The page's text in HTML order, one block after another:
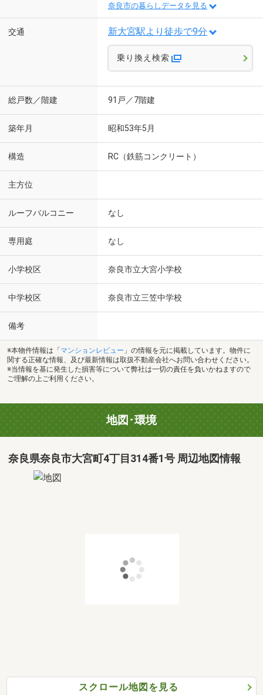
奈良市の暮らしデータを見る
交通 新大宮駅より徒歩で9分
乗り換え検索
総戸数／階建 91戸／7階建
築年月 昭和53年5月
構造 RC（鉄筋コンクリート）
主方位
ルーフバルコニー なし
専用庭 なし
小学校区 奈良市立大宮小学校
中学校区 奈良市立三笠中学校
備考
※本物件情報は「 マンションレビュー 」の情報を元に掲載しています。物件に
関する正確な情報、及び最新情報は取扱不動産会社へお問い合わせください。
※当情報を基に発生した損害等について弊社は一切の責任を負いかねますので
ご理解の上ご利用ください。
地図･環境
奈良県奈良市大宮町4丁目314番1号 周辺地図情報
スクロール地図を見る